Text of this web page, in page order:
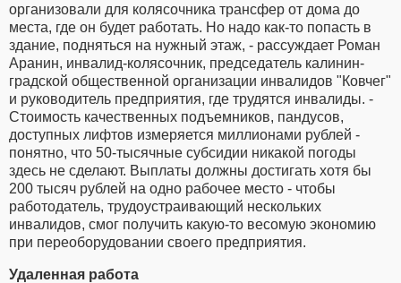
организовали для колясочника трансфер от дома до
места, где он будет работать. Но надо как-то попасть в
здание, подняться на нужный этаж, - рассуждает Роман
Аранин, инвалид-колясочник, председатель калинин-
градской общественной организации инвалидов "Ковчег"
и руководитель предприятия, где трудятся инвалиды. -
Стоимость качественных подъемников, пандусов,
доступных лифтов измеряется миллионами рублей -
понятно, что 50-тысячные субсидии никакой погоды
здесь не сделают. Выплаты должны достигать хотя бы
200 тысяч рублей на одно рабочее место - чтобы
работодатель, трудоустраивающий нескольких
инвалидов, смог получить какую-то весомую экономию
при переоборудовании своего предприятия.
Удаленная работа